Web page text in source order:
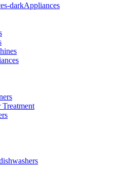
Appliances